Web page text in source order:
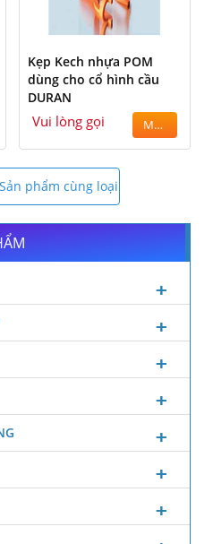
Kẹp Kech nhựa POM
dùng cho cổ hình cầu
DURAN
Vui lòng gọi MUA
phẩm cùng loại